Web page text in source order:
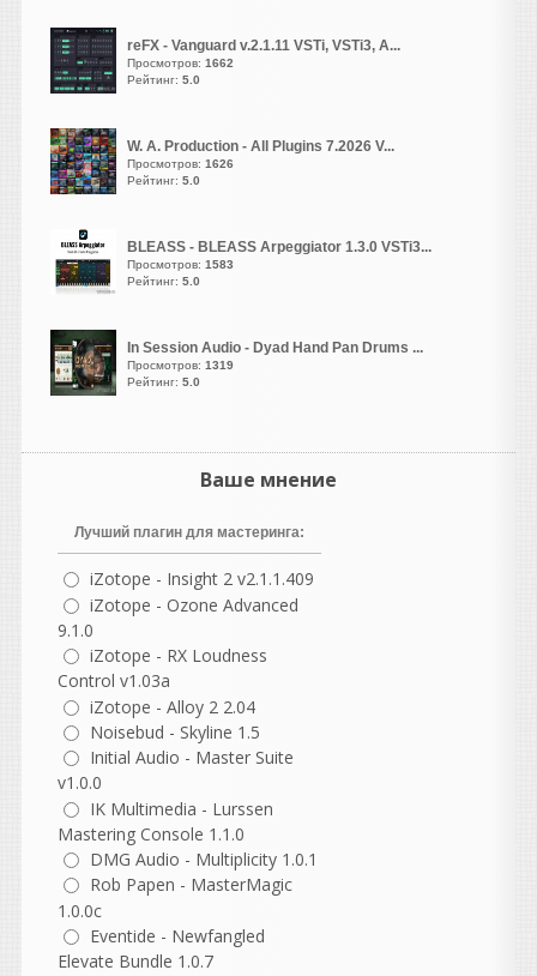
и назвать её так же
windows xp и спомощью
программы виртуалки по
винду там всё будет так
как будто вы
и дальше идёт установка
нет.
ставится именно
Ставится WaveLab Go, а не
PRO-версия
vangog171
написал 08.08.2026 в22:51
То что пишут типа-
вылечено-развод. А тупо не
долом. .Поспешная раздача
неповереная.. Как по мне.. .
О Ла лалаа
reFX - Vanguard v.2.1.11 VSTi, VSTi3, A...
Просмотров: 1662
Рейтинг: 5.0
W. A. Production - All Plugins 7.2026 V...
Просмотров: 1626
Рейтинг: 5.0
BLEASS - BLEASS Arpeggiator 1.3.0 VSTi3...
Просмотров: 1583
Рейтинг: 5.0
In Session Audio - Dyad Hand Pan Drums ...
Просмотров: 1319
Рейтинг: 5.0
Ваше мнение
Лучший плагин для мастеринга:
iZotope - Insight 2 v2.1.1.409
iZotope - Ozone Advanced
9.1.0
iZotope - RX Loudness
Control v1.03a
iZotope - Alloy 2 2.04
Noisebud - Skyline 1.5
Initial Audio - Master Suite
v1.0.0
IK Multimedia - Lurssen
Mastering Console 1.1.0
DMG Audio - Multiplicity 1.0.1
Rob Papen - MasterMagic
1.0.0c
Eventide - Newfangled
Elevate Bundle 1.0.7